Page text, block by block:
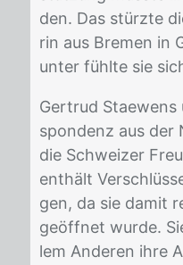
den. Das stürz­te
rin aus Bre­men in
un­ter fühl­te sie
Ger­trud
spon­denz aus der
die Schwei­zer
ent­hält
gen, da sie da­mit
ge­öff­net wur­de.
lem An­de­ren ihre